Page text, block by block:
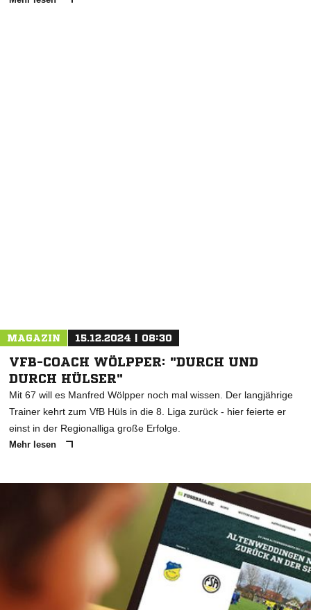
MAGAZIN 15.12.2024 | 08:30
VFB-COACH WÖLPPER: "DURCH UND
DURCH HÜLSER"
Mit 67 will es Manfred Wölpper noch mal wissen. Der langjährige
Trainer kehrt zum VfB Hüls in die 8. Liga zurück - hier feierte er
einst in der Regionalliga große Erfolge.
Mehr lesen